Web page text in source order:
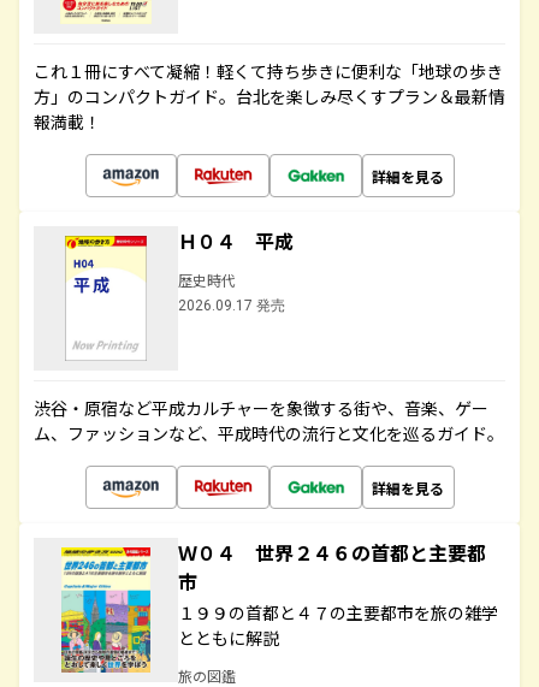
これ１冊にすべて凝縮！軽くて持ち歩きに便利な「地球の歩き
方」のコンパクトガイド。台北を楽しみ尽くすプラン＆最新情
報満載！
詳細を見る
Ｈ０４ 平成
歴史時代
2026.09.17 発売
渋谷・原宿など平成カルチャーを象徴する街や、音楽、ゲー
ム、ファッションなど、平成時代の流行と文化を巡るガイド。
詳細を見る
Ｗ０４ 世界２４６の首都と主要都
市
１９９の首都と４７の主要都市を旅の雑学
とともに解説
旅の図鑑